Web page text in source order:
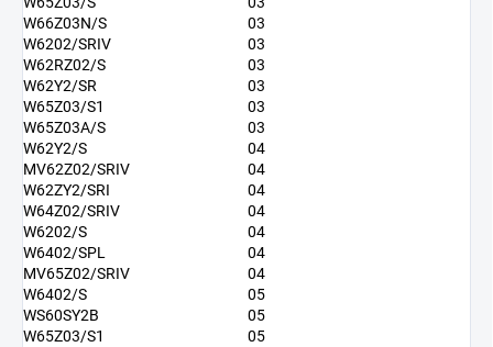
W66Z03N/S
03
W6202/SRIV
03
W62RZ02/S
03
W62Y2/SR
03
W65Z03/S1
03
W65Z03A/S
03
W62Y2/S
04
MV62Z02/SRIV
04
W62ZY2/SRI
04
W64Z02/SRIV
04
W6202/S
04
W6402/SPL
04
MV65Z02/SRIV
04
W6402/S
05
WS60SY2B
05
W65Z03/S1
05